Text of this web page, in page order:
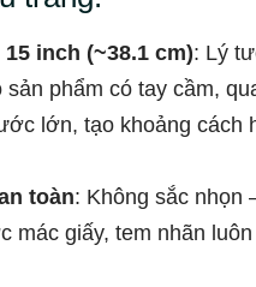
inch (~38.1 cm): Lý
sản phẩm có tay cầm,
lớn, tạo khoảng cách
toàn: Không sắc nhọn
mác giấy, tem nhãn